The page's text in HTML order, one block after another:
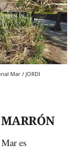
Mar / JORDI
es